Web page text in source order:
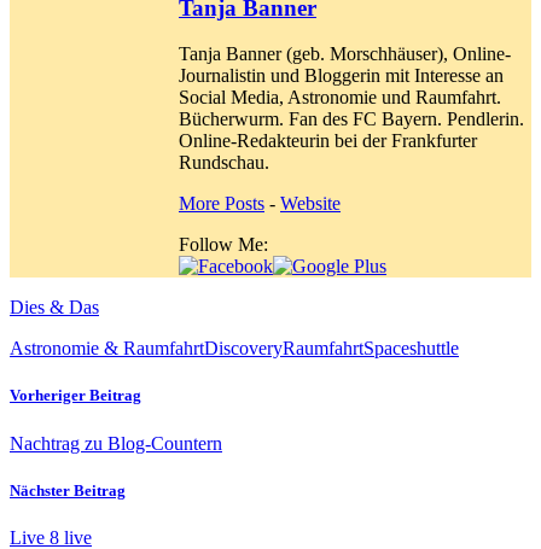
Tanja Banner
Tanja Banner (geb. Morschhäuser), Online-
Journalistin und Bloggerin mit Interesse an
Social Media, Astronomie und Raumfahrt.
Bücherwurm. Fan des FC Bayern. Pendlerin.
Online-Redakteurin bei der Frankfurter
Rundschau.
More Posts - Website
Follow Me:
Dies & Das
Astronomie & RaumfahrtDiscoveryRaumfahrtSpaceshuttle
Vorheriger Beitrag
Nachtrag zu Blog-Countern
Nächster Beitrag
Live 8 live